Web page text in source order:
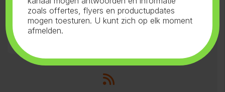
Categorieën 2
Contact
zoals offertes, flyers en productupdates
mogen toesturen. U kunt zich op elk moment
afmelden.